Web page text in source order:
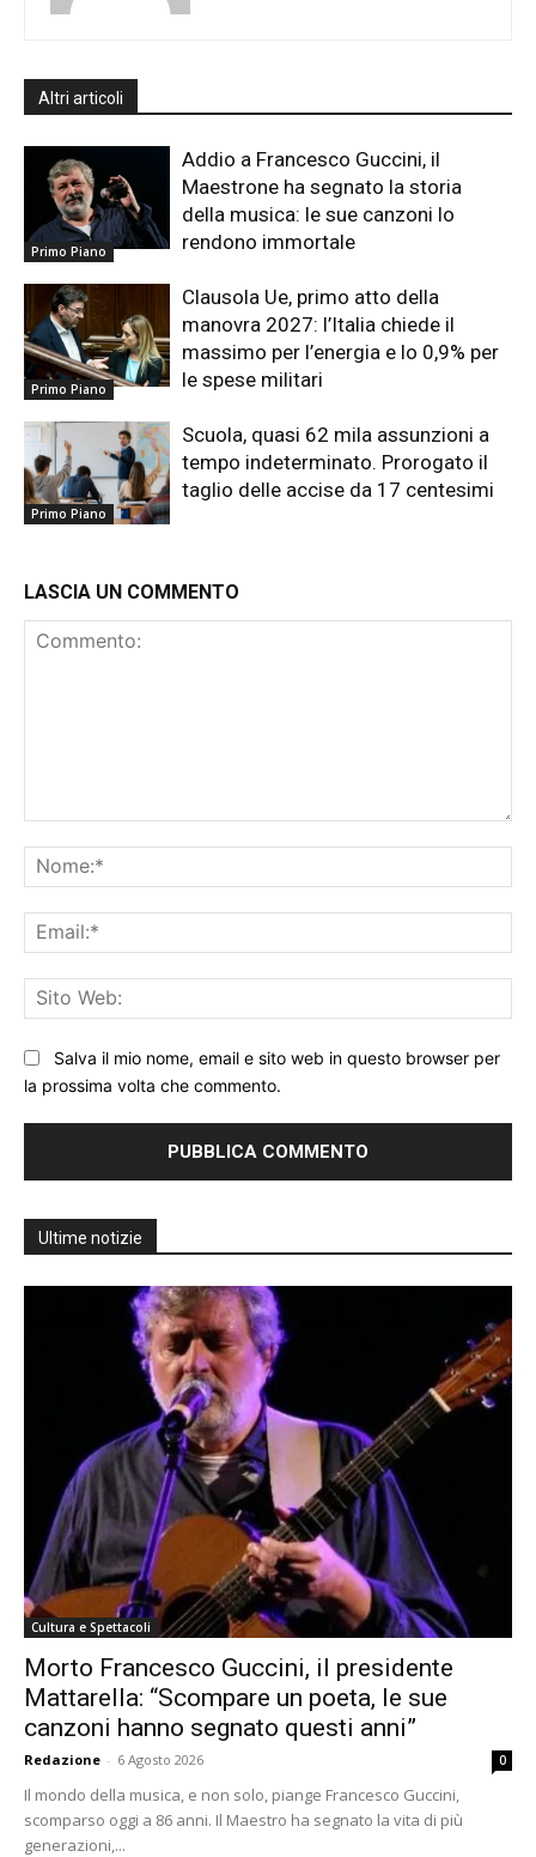
Altri articoli
Primo Piano
Addio a Francesco Guccini, il
Maestrone ha segnato la storia
della musica: le sue canzoni lo
rendono immortale
Primo Piano
Clausola Ue, primo atto della
manovra 2027: l’Italia chiede il
massimo per l’energia e lo 0,9% per
le spese militari
Primo Piano
Scuola, quasi 62 mila assunzioni a
tempo indeterminato. Prorogato il
taglio delle accise da 17 centesimi
LASCIA UN COMMENTO
Salva il mio nome, email e sito web in questo browser per
la prossima volta che commento.
Ultime notizie
Cultura e Spettacoli
Morto Francesco Guccini, il presidente
Mattarella: “Scompare un poeta, le sue
canzoni hanno segnato questi anni”
Redazione - 6 Agosto 2026 0
Il mondo della musica, e non solo, piange Francesco Guccini,
scomparso oggi a 86 anni. Il Maestro ha segnato la vita di più
generazioni,...